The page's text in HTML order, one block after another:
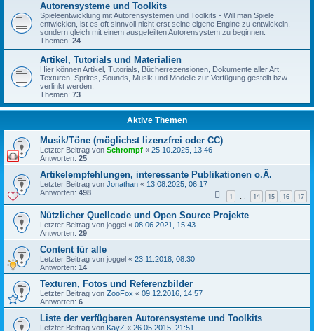
Autorensysteme und Toolkits
Spieleentwicklung mit Autorensystemen und Toolkits - Will man Spiele
entwicklen, ist es oft sinnvoll nicht erst seine eigene Engine zu entwickeln,
sondern gleich mit einem ausgefeilten Autorensystem zu beginnen.
Themen: 24
Artikel, Tutorials und Materialien
Hier können Artikel, Tutorials, Bücherrezensionen, Dokumente aller Art,
Texturen, Sprites, Sounds, Musik und Modelle zur Verfügung gestellt bzw.
verlinkt werden.
Themen: 73
Aktive Themen
Musik/Töne (möglichst lizenzfrei oder CC)
Letzter Beitrag von Schrompf « 25.10.2025, 13:46
Antworten: 25
Artikelempfehlungen, interessante Publikationen o.Ä.
Letzter Beitrag von Jonathan « 13.08.2025, 06:17
Antworten: 498 1 … 14 15 16 17
Nützlicher Quellcode und Open Source Projekte
Letzter Beitrag von joggel « 08.06.2021, 15:43
Antworten: 29
Content für alle
Letzter Beitrag von joggel « 23.11.2018, 08:30
Antworten: 14
Texturen, Fotos und Referenzbilder
Letzter Beitrag von ZooFox « 09.12.2016, 14:57
Antworten: 6
Liste der verfügbaren Autorensysteme und Toolkits
Letzter Beitrag von KayZ « 26.05.2015, 21:51